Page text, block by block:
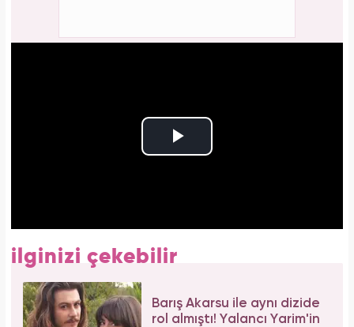
ilginizi çekebilir
Barış Akarsu ile aynı dizide
rol almıştı! Yalancı Yarim'in